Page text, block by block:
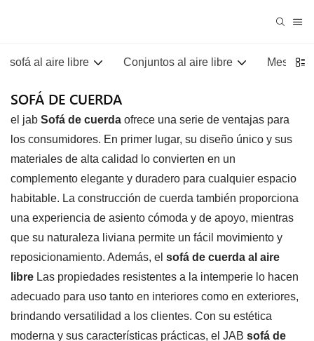
sofá al aire libre Conjuntos al aire libre Mesas
SOFÁ DE CUERDA
el jab Sofá de cuerda ofrece una serie de ventajas para
los consumidores. En primer lugar, su diseño único y sus
materiales de alta calidad lo convierten en un
complemento elegante y duradero para cualquier espacio
habitable. La construcción de cuerda también proporciona
una experiencia de asiento cómoda y de apoyo, mientras
que su naturaleza liviana permite un fácil movimiento y
reposicionamiento. Además, el sofá de cuerda al aire
libre Las propiedades resistentes a la intemperie lo hacen
adecuado para uso tanto en interiores como en exteriores,
brindando versatilidad a los clientes. Con su estética
moderna y sus características prácticas, el JAB sofá de